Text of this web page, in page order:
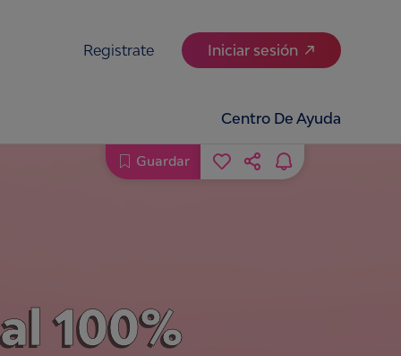
Registrate Iniciar sesión
Centro De Ayuda
100%
Guardar